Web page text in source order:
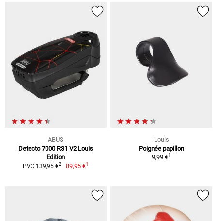
ABUS
Detecto 7000 RS1 V2 Louis
Edition
PVC 139,95 €2 89,95 €1
Louis
Poignée papillon
9,99 €1